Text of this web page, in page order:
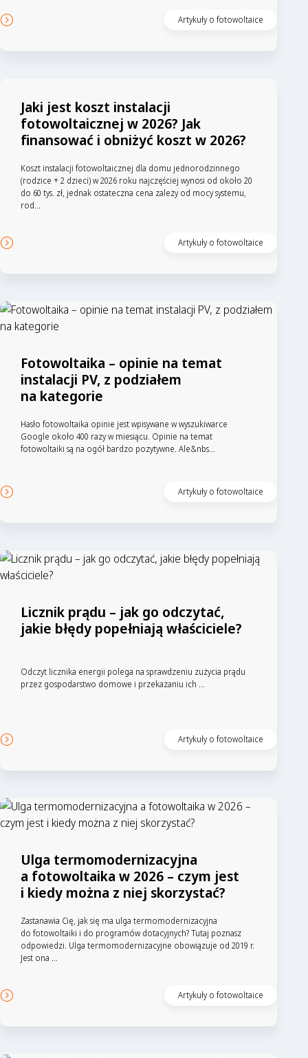
Artykuły o fotowoltaice
Jaki jest koszt instalacji
fotowoltaicznej w 2026? Jak
finansować i obniżyć koszt w 2026?
Koszt instalacji fotowoltaicznej dla domu jednorodzinnego
(rodzice + 2 dzieci) w 2026 roku najczęściej wynosi od około 20
do 60 tys. zł, jednak ostateczna cena zależy od mocy systemu,
rod...
Artykuły o fotowoltaice
Fotowoltaika – opinie na temat
instalacji PV, z podziałem
na kategorie
Hasło fotowoltaika opinie jest wpisywane w wyszukiwarce
Google około 400 razy w miesiącu. Opinie na temat
fotowoltaiki są na ogół bardzo pozytywne. Ale&nbs...
Artykuły o fotowoltaice
Licznik prądu – jak go odczytać,
jakie błędy popełniają właściciele?
Odczyt licznika energii polega na sprawdzeniu zużycia prądu
przez gospodarstwo domowe i przekazaniu ich ...
Artykuły o fotowoltaice
Ulga termomodernizacyjna
a fotowoltaika w 2026 – czym jest
i kiedy można z niej skorzystać?
Zastanawia Cię, jak się ma ulga termomodernizacyjna
do fotowoltaiki i do programów dotacyjnych? Tutaj poznasz
odpowiedzi. Ulga termomodernizacyjne obowiązuje od 2019 r.
Jest ona ...
Artykuły o fotowoltaice